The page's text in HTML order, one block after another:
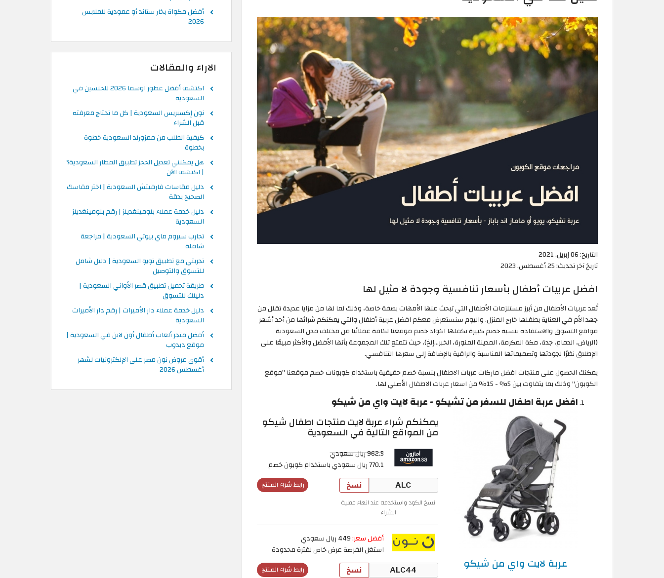
التاريخ:06 إبريل, 2021
تاريخ آخر تحديث:25 أغسطس, 2023
افضل عربيات أطفال بأسعار تنافسية وجودة لا مثيل لها
تُعد عربيات الأطفال من أبرز مستلزمات الأطفال التي تبحث عنها الأمهات بصفة خاصة، وذلك لما لها من مزايا عديدة تقلل من
جهد الأم في العناية بطفلها خارج المنزل. واليوم سنستعرض معكم افضل عربية أطفال والتي يمكنكم شرائها من أحد أشهر
مواقع التسوق والاستفادة بنسبة خصم كبيرة تكفلها اكواد خصم موقعنا لكافة عملائنا من مختلف مدن السعودية
(الرياض، الدمام، جدة، مكة المكرمة، المدينة المنورة، الخبر…إلخ)، حيث تتمتع تلك المجموعة بأنها الأفضل والأكثر مبيعًا على
الإطلاق نظرًا لجودتها وتصميماتها المناسبة والراقية بالإضافة إلى سعرها التنافسي.
يمكنك الحصول على منتجات افضل ماركات عربات الاطفال بنسبة خصم حقيقية باستخدام كوبونات خصم موقعنا "موقع
الكوبون" وذلك بما يتفاوت بين 5% - 15% من اسعار عربات الاطفال الأصلي لها.
افضل عربة اطفال للسفر من تشيكو - عربة لايت واي من شيكو
عربة لايت واي من شيكو
يمكنكم شراء عربة لايت منتجات اطفال شيكو
من المواقع التالية في السعودية
962.5 ريال سعودي
770.1 ريال سعودي باستخدام كوبون خصم
رابط شراء المنتج نسخ
انسخ الكود واستخدمه عند انهاء عملية
الشراء
أفضل سعر:449 ريال سعودي
استغل الفرصة عرض خاص لفترة محدودة
رابط شراء المنتج نسخ
أفضل مكواة بخار ستاند أو عمودية للملابس
2026
الاراء والمقالات
اكتشف أفضل عطور اوسما 2026 للجنسين في
السعودية
نون إكسبريس السعودية | كل ما تحتاج معرفته
قبل الشراء
كيفية الطلب من ممزورلد السعودية خطوة
بخطوة
هل يمكنني تعديل الحجز تطبيق المطار السعودية؟
| اكتشف الآن
دليل مقاسات فارفيتش السعودية | اختر مقاسك
الصحيح بدقة
دليل خدمة عملاء بلومينغديلز | رقم بلومينغديلز
السعودية
تجارب سيروم ماي بيوتي السعودية | مراجعة
شاملة
تجربتي مع تطبيق تويو السعودية | دليل شامل
للتسوق والتوصيل
طريقة تحميل تطبيق قصر الأواني السعودية |
دليلك للتسوق
دليل خدمة عملاء دار الأميرات | رقم دار الأميرات
السعودية
أفضل متجر ألعاب أطفال أون لاين في السعودية |
موقع دبدوب
أقوى عروض نون مصر على الإلكترونيات لشهر
أغسطس 2026